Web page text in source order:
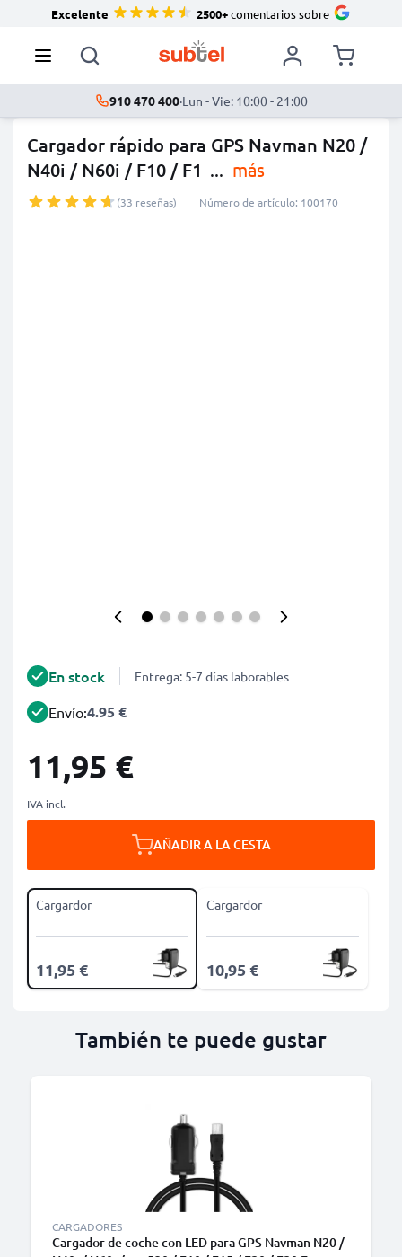
Excelente 2500+comentarios sobre
910 470 400·Lun - Vie: 10:00 - 21:00
Cargador rápido para GPS Navman N20 /
N40i / N60i / F10 / F1 ... más
(33 reseñas) Número de artículo: 100170
En stock Entrega: 5-7 días laborables
Envío:4.95 €
11,95 €
IVA incl.
AÑADIR A LA CESTA
Cargardor
11,95 €
Cargardor
10,95 €
También te puede gustar
CARGADORES
Cargador de coche con LED para GPS Navman N20 /